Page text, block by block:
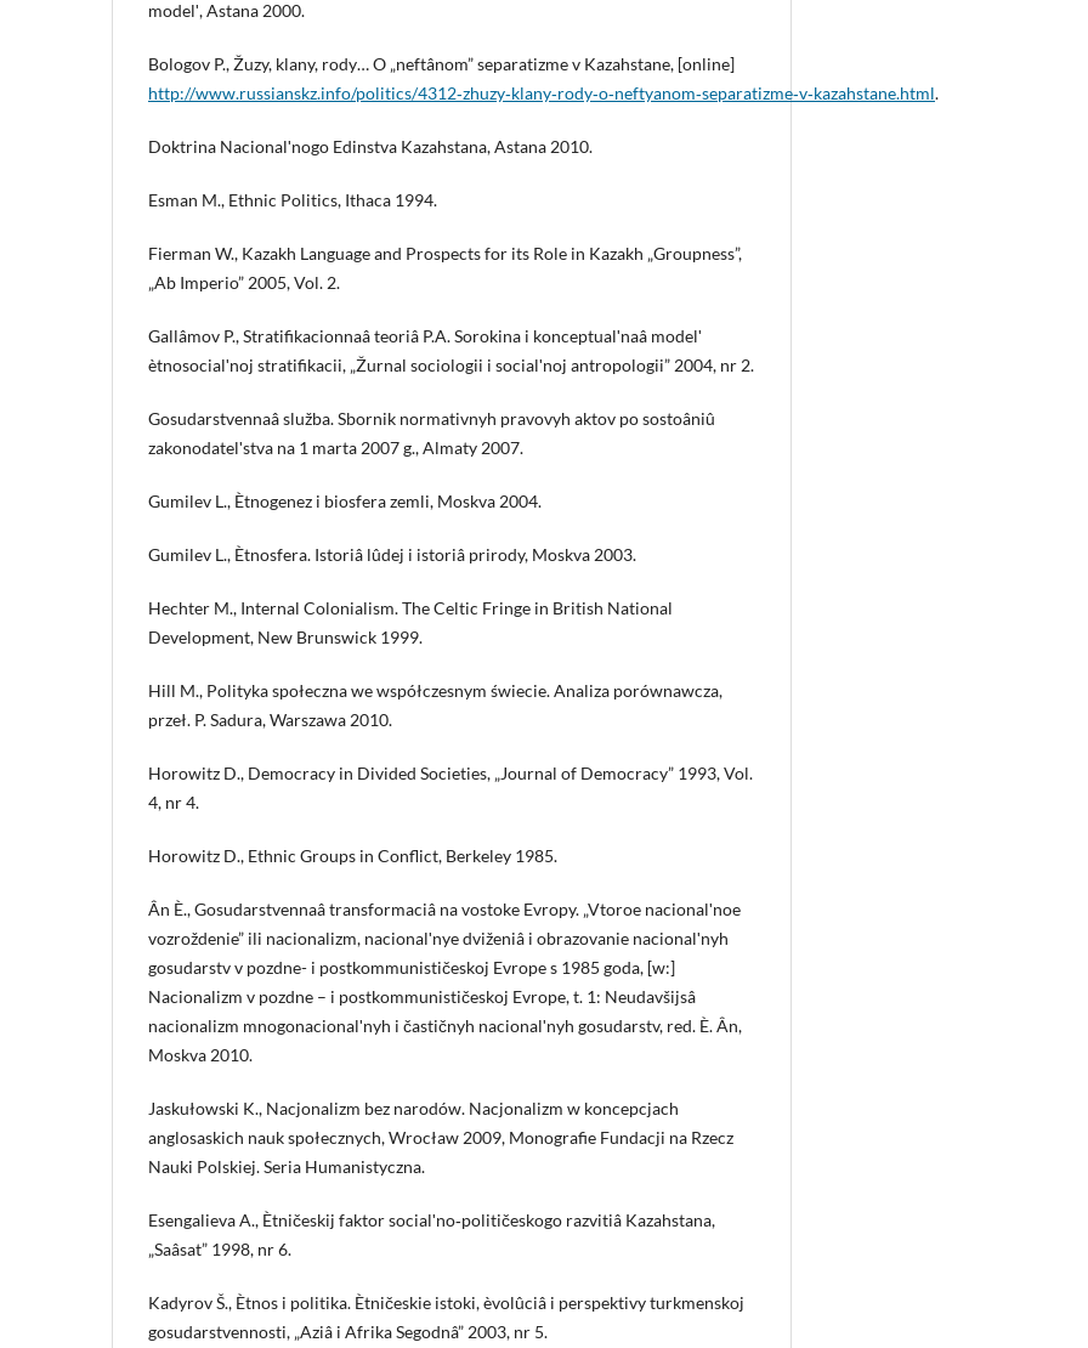
modelʹ, Astana 2000.
Bologov P., Žuzy, klany, rody… O „neftânom” separatizme v Kazahstane, [online]
http://www.russianskz.info/politics/4312‑zhuzy‑klany‑rody‑o‑neftyanom‑separatizme‑v‑kazahstane.html.
Doktrina Nacionalʹnogo Edinstva Kazahstana, Astana 2010.
Esman M., Ethnic Politics, Ithaca 1994.
Fierman W., Kazakh Language and Prospects for its Role in Kazakh „Groupness”,
„Ab Imperio” 2005, Vol. 2.
Gallâmov P., Stratifikacionnaâ teoriâ P.A. Sorokina i konceptualʹnaâ modelʹ
ètnosocialʹnoj stratifikacii, „Žurnal sociologii i socialʹnoj antropologii” 2004, nr 2.
Gosudarstvennaâ služba. Sbornik normativnyh pravovyh aktov po sostoâniû
zakonodatelʹstva na 1 marta 2007 g., Almaty 2007.
Gumilev L., Ètnogenez i biosfera zemli, Moskva 2004.
Gumilev L., Ètnosfera. Istoriâ lûdej i istoriâ prirody, Moskva 2003.
Hechter M., Internal Colonialism. The Celtic Fringe in British National
Development, New Brunswick 1999.
Hill M., Polityka społeczna we współczesnym świecie. Analiza porównawcza,
przeł. P. Sadura, Warszawa 2010.
Horowitz D., Democracy in Divided Societies, „Journal of Democracy” 1993, Vol.
4, nr 4.
Horowitz D., Ethnic Groups in Conflict, Berkeley 1985.
Ân È., Gosudarstvennaâ transformaciâ na vostoke Evropy. „Vtoroe nacionalʹnoe
vozroždenie” ili nacionalizm, nacionalʹnye dviženiâ i obrazovanie nacionalʹnyh
gosudarstv v pozdne- i postkommunističeskoj Evrope s 1985 goda, [w:]
Nacionalizm v pozdne – i postkommunističeskoj Evrope, t. 1: Neudavšijsâ
nacionalizm mnogonacionalʹnyh i častičnyh nacionalʹnyh gosudarstv, red. È. Ân,
Moskva 2010.
Jaskułowski K., Nacjonalizm bez narodów. Nacjonalizm w koncepcjach
anglosaskich nauk społecznych, Wrocław 2009, Monografie Fundacji na Rzecz
Nauki Polskiej. Seria Humanistyczna.
Esengalieva A., Ètničeskij faktor socialʹno‑političeskogo razvitiâ Kazahstana,
„Saâsat” 1998, nr 6.
Kadyrov Š., Ètnos i politika. Ètničeskie istoki, èvolûciâ i perspektivy turkmenskoj
gosudarstvennosti, „Aziâ i Afrika Segodnâ” 2003, nr 5.